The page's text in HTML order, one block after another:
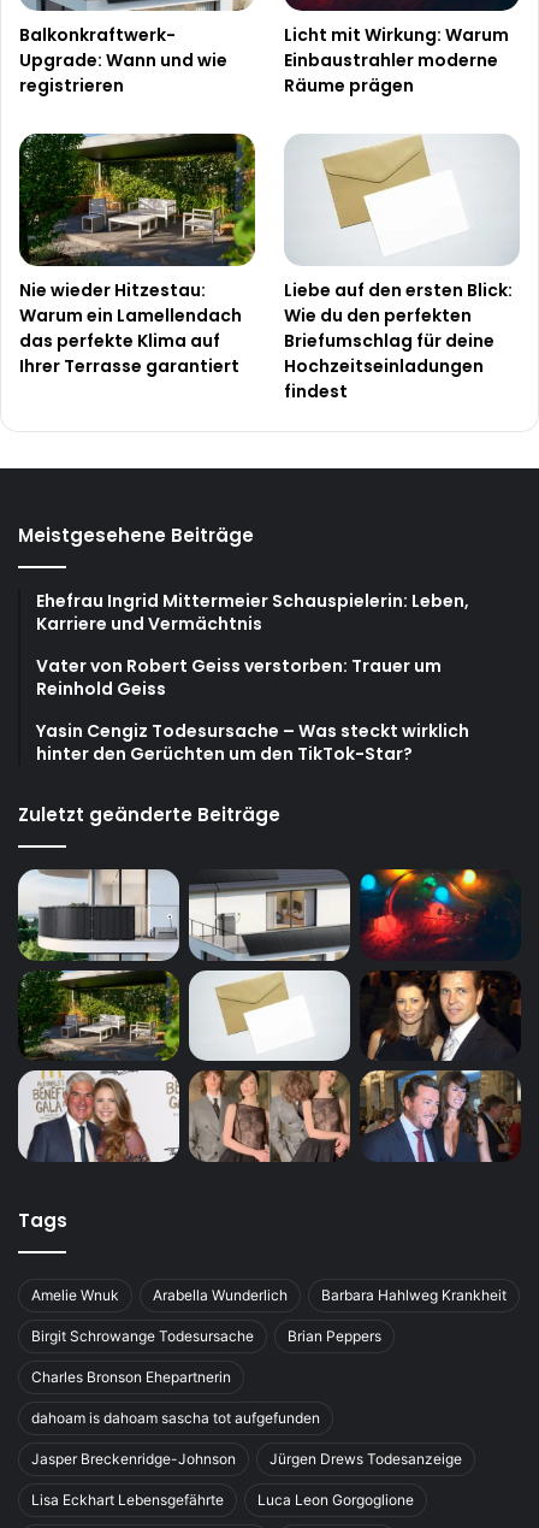
Balkonkraftwerk-
Upgrade: Wann und wie
registrieren
Licht mit Wirkung: Warum
Einbaustrahler moderne
Räume prägen
Nie wieder Hitzestau:
Warum ein Lamellendach
das perfekte Klima auf
Ihrer Terrasse garantiert
Liebe auf den ersten Blick:
Wie du den perfekten
Briefumschlag für deine
Hochzeitseinladungen
findest
Meistgesehene Beiträge
Ehefrau Ingrid Mittermeier Schauspielerin: Leben,
Karriere und Vermächtnis
Vater von Robert Geiss verstorben: Trauer um
Reinhold Geiss
Yasin Cengiz Todesursache – Was steckt wirklich
hinter den Gerüchten um den TikTok-Star?
Zuletzt geänderte Beiträge
Tags
Amelie Wnuk Arabella Wunderlich Barbara Hahlweg Krankheit
Birgit Schrowange Todesursache Brian Peppers
Charles Bronson Ehepartnerin
dahoam is dahoam sascha tot aufgefunden
Jasper Breckenridge-Johnson Jürgen Drews Todesanzeige
Lisa Eckhart Lebensgefährte Luca Leon Gorgoglione